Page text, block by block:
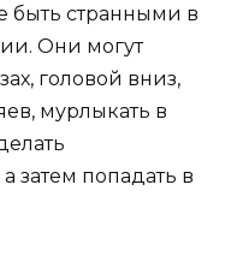
быть странными в
Они могут
головой вниз,
мурлыкать в
затем попадать в